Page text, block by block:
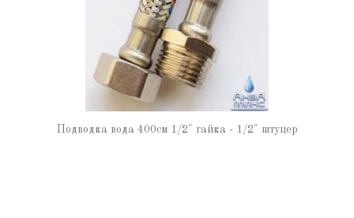
Подводка вода 400см 1/2" гайка - 1/2" штуцер